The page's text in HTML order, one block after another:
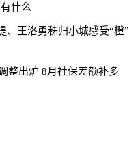
什么
、王洛勇秭归小城感受“橙”
整出炉 8月社保差额补多